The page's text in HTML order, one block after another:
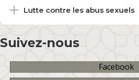
Lutte contre les abus sexuels
Suivez-nous
Facebook